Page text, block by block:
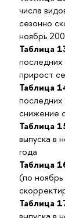
числа
сезонно
ноябрь
Таблица
прирост
Таблица
снижение
Таблица
выпуска в
года
Таблица
(по
Таблица